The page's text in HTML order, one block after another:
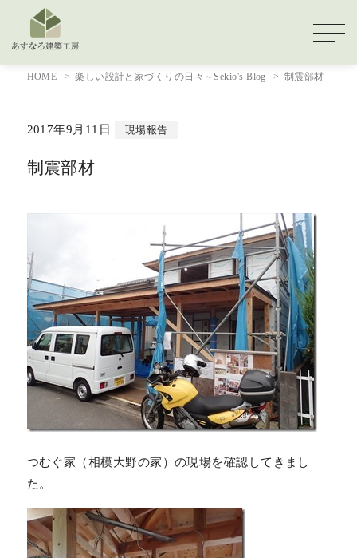
HOME 楽しい設計と家づくりの日々～Sekio's Blog 制震部材
2017年9月11日 現場報告
制震部材
つむぐ家（相模大野の家）の現場を確認してきまし
た。